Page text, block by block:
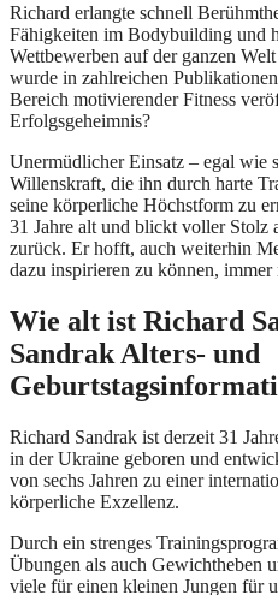
Richard erlangte schnell
Fähigkeiten im Bodybuilding und
Wettbewerben auf der ganzen
wurde in zahlreichen
Bereich motivierender Fitness
Erfolgsgeheimnis?
Unermüdlicher Einsatz – egal wie
Willenskraft, die ihn durch harte
seine körperliche Höchstform zu
31 Jahre alt und blickt voller Stolz
zurück. Er hofft, auch weiterhin
dazu inspirieren zu können, immer
Wie alt ist Richard
Sandrak Alters- und
Richard Sandrak ist derzeit 31
in der Ukraine geboren und
von sechs Jahren zu einer
körperliche Exzellenz.
Durch ein strenges
Übungen als auch Gewichtheben
viele für einen kleinen Jungen für